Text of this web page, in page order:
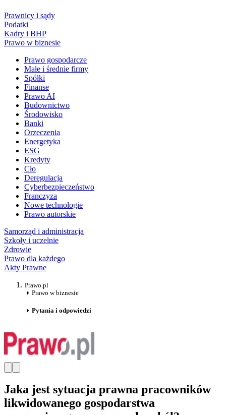
Prawnicy i sądy
Podatki
Kadry i BHP
Prawo w biznesie
Prawo gospodarcze
Małe i średnie firmy
Spółki
Finanse
Prawo AI
Budownictwo
Środowisko
Banki
Orzeczenia
Energetyka
ESG
Kredyty
Cło
Deregulacja
Cyberbezpieczeństwo
Franczyza
Nowe technologie
Prawo autorskie
Samorząd i administracja
Szkoły i uczelnie
Zdrowie
Prawo dla każdego
Akty Prawne
Prawo.pl
Prawo w biznesie
Pytania i odpowiedzi
Jaka jest sytuacja prawna pracowników
likwidowanego gospodarstwa